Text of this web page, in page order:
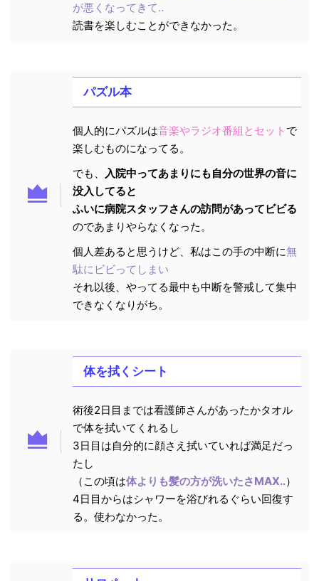
が悪くなってきて‥
読書を楽しむことができなかった。
パズル本
個人的にパズルは音楽やラジオ番組とセット で
楽しむものになってる。
でも、 入院中ってあまりにも自分の世界の音に
没入してると
ふいに病院スタッフさんの訪問があってビビる
のであまりやらなくなった。
個人差あると思うけど、私はこの手の中断に無
駄にビビってしまい
それ以後、やってる最中も中断を警戒して集中
できなくなりがち。
体を拭くシート
術後2日目までは看護師さんがあったかタオル
で体を拭いてくれるし
3日目は自分的に顔さえ拭いていれば満足だっ
たし
（この頃は体よりも髪の方が洗いたさMAX‥）
4日目からはシャワーを浴びれるぐらい回復す
る。使わなかった。